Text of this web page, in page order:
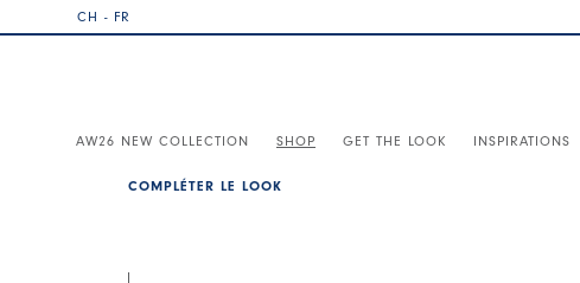
CH - FR
AW26 NEW COLLECTION SHOP GET THE LOOK INSPIRATIONS
COMPLÉTER LE LOOK